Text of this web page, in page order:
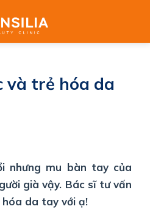
và trẻ hóa da
nhưng mu bàn tay của
già vậy. Bác sĩ tư vấn
da tay với ạ!